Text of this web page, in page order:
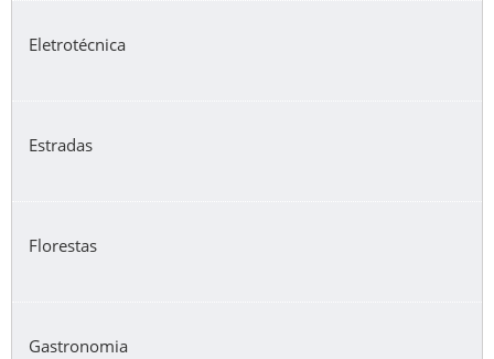
Eletrotécnica
Estradas
Florestas
Gastronomia